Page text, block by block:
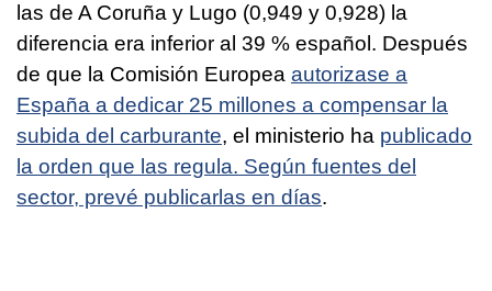
las de A Coruña y Lugo (0,949 y 0,928) la
diferencia era inferior al 39 % español. Después
de que la Comisión Europea autorizase a
España a dedicar 25 millones a compensar la
subida del carburante, el ministerio ha publicado
la orden que las regula. Según fuentes del
sector, prevé publicarlas en días.